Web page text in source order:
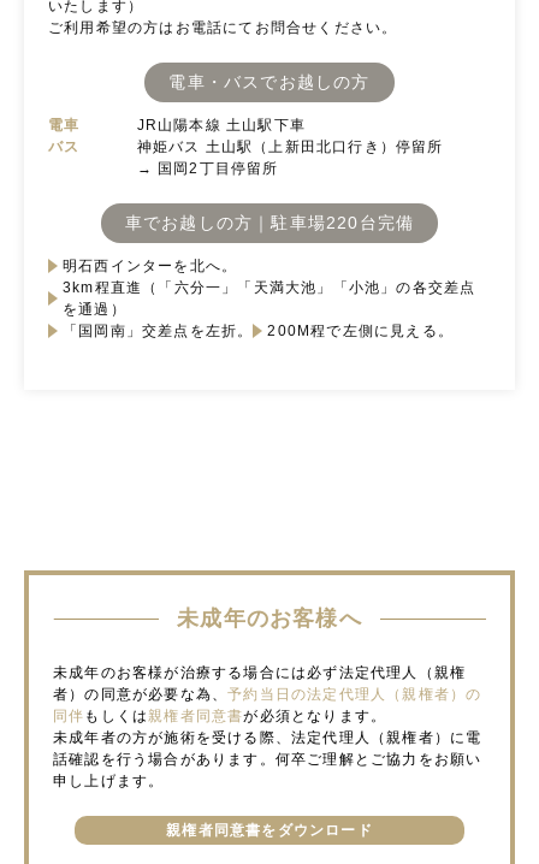
いたします）
ご利用希望の方はお電話にてお問合せください。
電車・バスでお越しの方
電車
JR山陽本線 土山駅下車
バス
神姫バス 土山駅（上新田北口行き）停留所
→ 国岡2丁目停留所
車でお越しの方｜駐車場220台完備
明石西インターを北へ。
3km程直進（「六分一」「天満大池」「小池」の各交差点
を通過）
「国岡南」交差点を左折。
200M程で左側に見える。
未成年のお客様へ
未成年のお客様が治療する場合には必ず法定代理人（親権
者）の同意が必要な為、予約当日の法定代理人（親権者）の
同伴 もしくは親権者同意書が必須となります。
未成年者の方が施術を受ける際、法定代理人（親権者）に電
話確認を行う場合があります。何卒ご理解とご協力をお願い
申し上げます。
親権者同意書をダウンロード